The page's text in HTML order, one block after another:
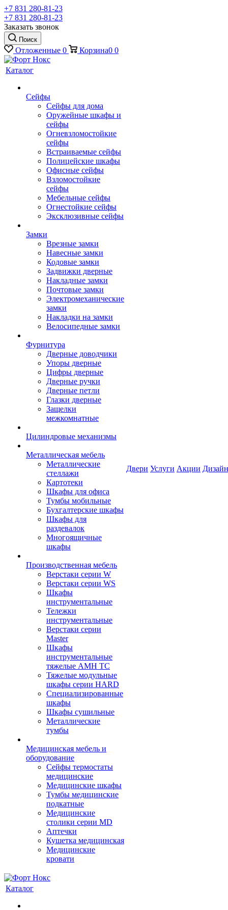
+7 831 280-81-23
+7 831 280-81-23
Заказать звонок
Поиск
Отложенные 0 Корзина0 0
Каталог
Сейфы
Сейфы для дома
Оружейные шкафы и
сейфы
Огневзломостойкие
сейфы
Встраиваемые сейфы
Полицейские шкафы
Офисные сейфы
Взломостойкие
сейфы
Мебельные сейфы
Огнестойкие сейфы
Эксклюзивные сейфы
Замки
Врезные замки
Навесные замки
Кодовые замки
Задвижки дверные
Накладные замки
Почтовые замки
Электромеханические
замки
Накладки на замки
Велосипедные замки
Фурнитура
Дверные доводчики
Упоры дверные
Цифры дверные
Дверные ручки
Дверные петли
Глазки дверные
Защелки
межкомнатные
Цилиндровые механизмы
Металлическая мебель
Металлические
стеллажи
Картотеки
Шкафы для офиса
Тумбы мобильные
Бухгалтерские шкафы
Шкафы для
раздевалок
Многоящичные
шкафы
Производственная мебель
Верстаки серии W
Верстаки серии WS
Шкафы
инструментальные
Тележки
инструментальные
Верстаки серии
Master
Шкафы
инструментальные
тяжелые AMH TC
Тяжелые модульные
шкафы серии HARD
Cпециализированные
шкафы
Шкафы сушильные
Металлические
тумбы
Медицинская мебель и
оборудование
Сейфы термостаты
медицинские
Медицинские шкафы
Тумбы медицинские
подкатные
Медицинские
столики серии MD
Аптечки
Кушетка медицинская
Медицинские
кровати
Двери Услуги Акции
Каталог